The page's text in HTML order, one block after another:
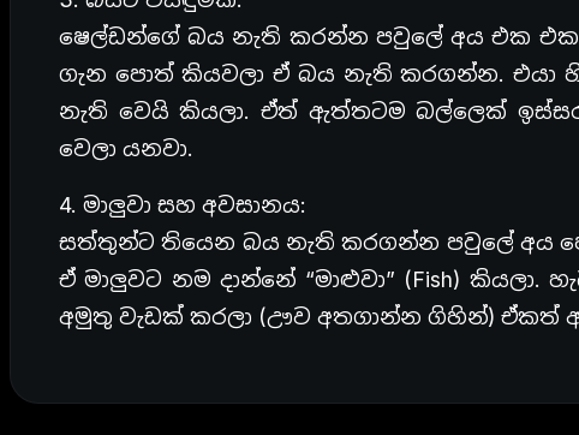
ෂෙල්ඩන්ගේ බය නැති කරන්න පවුලේ අය එක
ගැන පොත් කියවලා ඒ බය නැති කරගන්න.
නැති වෙයි කියලා. ඒත් ඇත්තටම බල්ලෙක්
වෙලා යනවා.
4. මාලුවා සහ අවසානය:
සත්තුන්ට තියෙන බය නැති කරගන්න පවුලේ අය
ඒ මාලුවට නම දාන්නේ “මාළුවා” (Fish)
අමුතු වැඩක් කරලා (ඌව අතගාන්න ගිහින්) ඒකත්